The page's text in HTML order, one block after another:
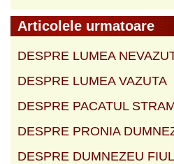
Articolele urmatoare
DESPRE LUMEA
DESPRE LUMEA VAZUTA
DESPRE PACATUL
DESPRE PRONIA
DESPRE DUMNEZEU FIUL